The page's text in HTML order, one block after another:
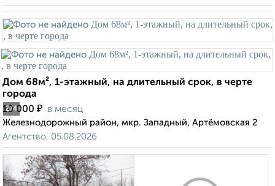
2/4
Дом 68м², 1-этажный, на длительный срок, в черте
города
10 000 ₽ в месяц
Железнодорожный район, мкр. Западный, Артёмовская 2
Агентство, 05.08.2026